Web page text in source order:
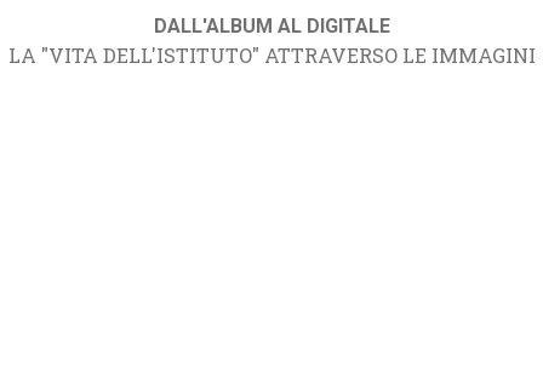
DALL'ALBUM AL DIGITALE
LA "VITA DELL'ISTITUTO" ATTRAVERSO LE IMMAGINI